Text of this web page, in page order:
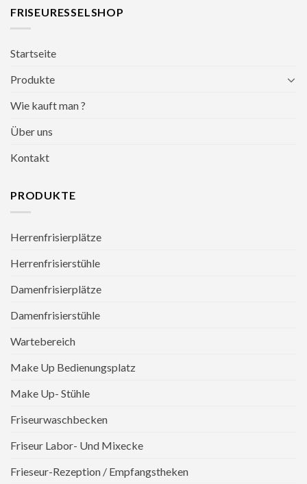
FRISEURESSELSHOP
Startseite
Produkte
Wie kauft man ?
Über uns
Kontakt
PRODUKTE
Herrenfrisierplätze
Herrenfrisierstühle
Damenfrisierplätze
Damenfrisierstühle
Wartebereich
Make Up Bedienungsplatz
Make Up- Stühle
Friseurwaschbecken
Friseur Labor- Und Mixecke
Frieseur-Rezeption / Empfangstheken